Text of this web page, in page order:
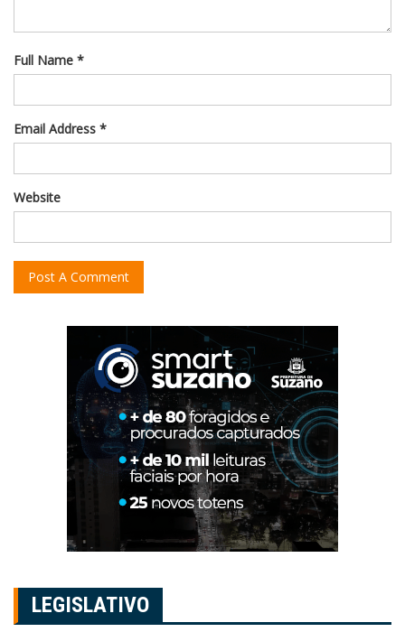
Full Name *
Email Address *
Website
LEGISLATIVO